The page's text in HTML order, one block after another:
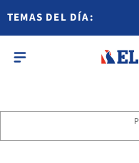
TEMAS DEL DÍA: